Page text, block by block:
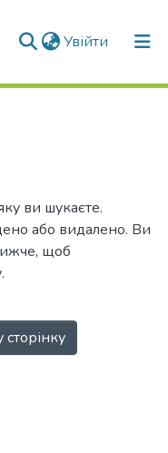
Увійти (current)
ви шукаєте.
або видалено. Ви
щоб